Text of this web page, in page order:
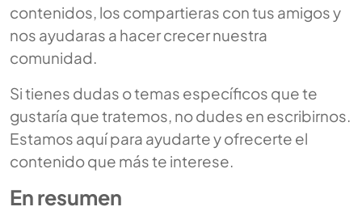
contenidos, los compartieras con tus amigos y
nos ayudaras a hacer crecer nuestra
comunidad.
Si tienes dudas o temas específicos que te
gustaría que tratemos, no dudes en escribirnos.
Estamos aquí para ayudarte y ofrecerte el
contenido que más te interese.
En resumen